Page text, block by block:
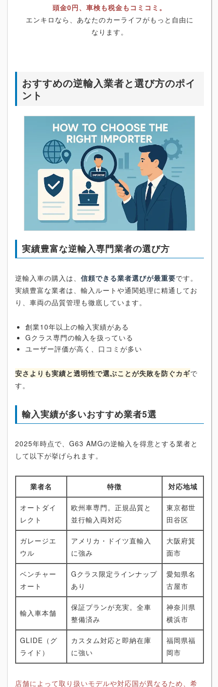
頭金0円、車検も税金もコミコミ。
エンキロなら、あなたのカーライフがもっと自由に
なります。
おすすめの逆輸入業者と選び方のポイ
ント
実績豊富な逆輸入専門業者の選び方
逆輸入車の購入は、 信頼できる業者選びが最重要です。
実績豊富な業者は、輸入ルートや通関処理に精通してお
り、車両の品質管理も徹底しています。
創業10年以上の輸入実績がある
Gクラス専門の輸入を扱っている
ユーザー評価が高く、口コミが多い
安さよりも実績と透明性で選ぶことが失敗を防ぐカギで
す。
輸入実績が多いおすすめ業者5選
2025年時点で、G63 AMGの逆輸入を得意とする業者と
して以下が挙げられます。
業者名 特徴 対応地域
オートダイ
レクト
欧州車専門。正規品質と
並行輸入両対応
東京都世
田谷区
ガレージエ
ウル
アメリカ・ドイツ直輸入
に強み
大阪府箕
面市
ベンチャー
オート
Gクラス限定ラインナップ
あり
愛知県名
古屋市
輸入車本舗
保証プランが充実。全車
整備済み
神奈川県
横浜市
GLIDE（グ
ライド）
カスタム対応と即納在庫
に強い
福岡県福
岡市
店舗によって取り扱いモデルや対応国が異なるため、希